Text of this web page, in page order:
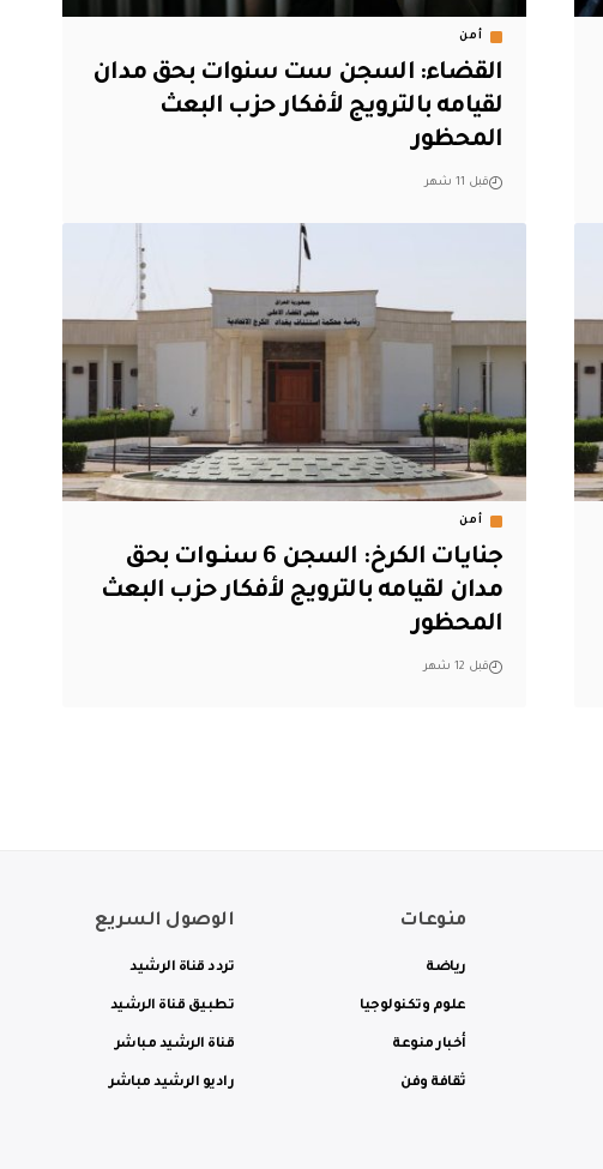
أمن
القضاء: السجن ست سنوات بحق مدان
لقيامه بالترويج لأفكار حزب البعث
المحظور
قبل 11 شهر
أمن
جنايات الكرخ: السجن 6 سنــــوات بحق
مدان لقيامه بالترويج لأفكار حزب البعث
المحظور
قبل 12 شهر
منوعات
رياضة
علوم وتكنولوجيا
أخبار منوعة
ثقافة وفن
الوصول السريع
تردد قناة الرشيد
تطبيق قناة الرشيد
قناة الرشيد مباشر
راديو الرشيد مباشر